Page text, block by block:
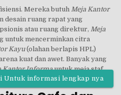
Mereka butuhMeja Kantor
desain ruang rapat yang
atau ruang direktur,Meja
untuk mencerminkan citra
Kayu(olahan berlapis HPL)
kuat dan awet. Banyak yang
Kantor Informauntuk meja staf,
tetap menang.
Untuk informasi lengkap nya